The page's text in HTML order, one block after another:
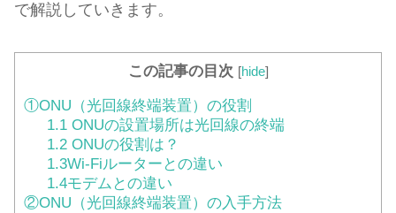
で解説していきます。
この記事の目次 [hide]
①ONU（光回線終端装置）の役割
1.1 ONUの設置場所は光回線の終端
1.2 ONUの役割は？
1.3Wi-Fiルーターとの違い
1.4モデムとの違い
②ONU（光回線終端装置）の入手方法